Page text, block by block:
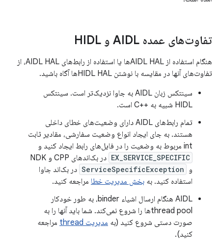
تفاوت‌های عمده AIDL و HIDL
هنگام استفاده از AIDL HALها یا استفاده از رابط‌های AIDL HAL، از
تفاوت‌های آنها در مقایسه با نوشتن HIDL HALها آگاه باشید.
سینتکس زبان AIDL به جاوا نزدیک‌تر است. سینتکس
HIDL شبیه به ++C است.
تمام رابط‌های AIDL دارای وضعیت‌های خطای داخلی
هستند. به جای ایجاد انواع وضعیت سفارشی، مقادیر ثابت
int مربوط به وضعیت را در فایل‌های رابط ایجاد کنید و
EX_SERVICE_SPECIFIC
در بک‌اندهای CPP و NDK
و
ServiceSpecificException در بک‌اند جاوا
استفاده کنید. به بخش مدیریت خطا مراجعه کنید.
AIDL هنگام ارسال اشیاء binder، به طور خودکار
thread poolها را شروع نمی‌کند. شما باید آنها را به
صورت دستی شروع کنید (به مدیریت thread
مراجعه
کنید).